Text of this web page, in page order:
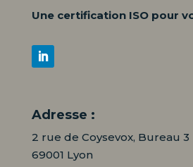
Une certification ISO pour
Adresse :
2 rue de Coysevox, Bureau 3
69001 Lyon